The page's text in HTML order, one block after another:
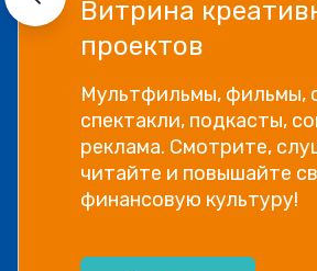
Витрина
проектов
Мультфильмы, фильмы,
спектакли, подкасты,
реклама. Смотрите,
читайте и повышайте
финансовую культуру!